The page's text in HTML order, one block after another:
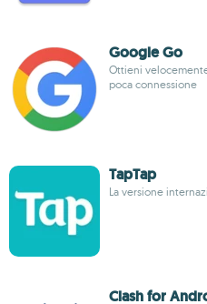
Google Go
Ottieni
poca connessione
TapTap
La versione
Clash for